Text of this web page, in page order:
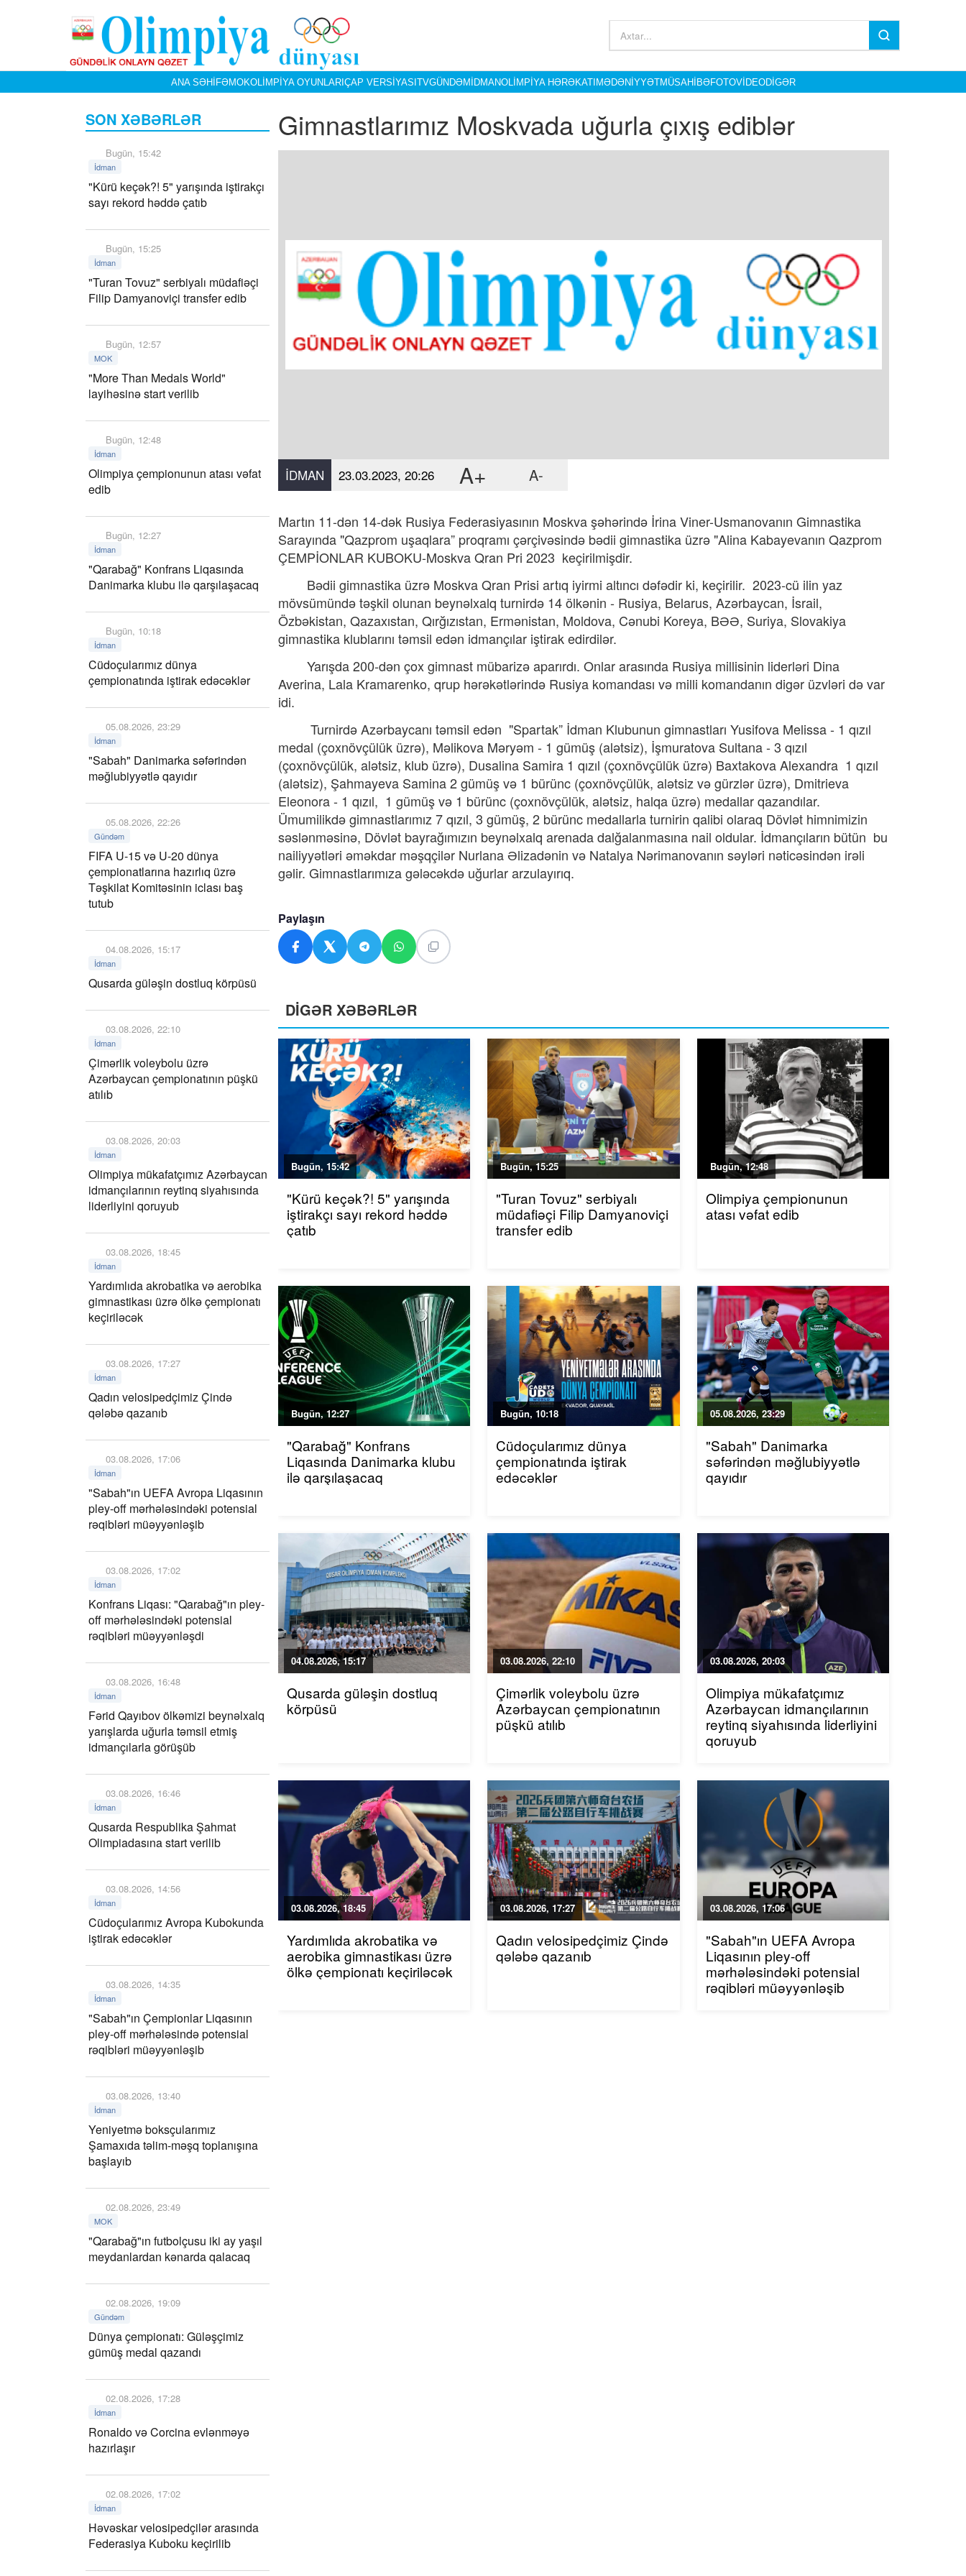
ANA SƏHIFƏMOKOLIMPIYA OYUNLARIÇAP VERSIYASITVGÜNDƏMİDMANOLIMPIYA HƏRƏKATIMƏDƏNIYYƏTMÜSAHIBƏFOTOVIDEODIGƏR
SON XƏBƏRLƏR
Bugün, 15:42
İdman
"Kürü keçək?! 5" yarışında iştirakçı
sayı rekord həddə çatıb
Bugün, 15:25
İdman
"Turan Tovuz" serbiyalı müdafiəçi
Filip Damyanoviçi transfer edib
Bugün, 12:57
MOK
"More Than Medals World"
layihəsinə start verilib
Bugün, 12:48
İdman
Olimpiya çempionunun atası vəfat
edib
Bugün, 12:27
İdman
"Qarabağ" Konfrans Liqasında
Danimarka klubu ilə qarşılaşacaq
Bugün, 10:18
İdman
Cüdoçularımız dünya
çempionatında iştirak edəcəklər
05.08.2026, 23:29
İdman
"Sabah" Danimarka səfərindən
məğlubiyyətlə qayıdır
05.08.2026, 22:26
Gündəm
FIFA U-15 və U-20 dünya
çempionatlarına hazırlıq üzrə
Təşkilat Komitəsinin iclası baş
tutub
04.08.2026, 15:17
İdman
Qusarda güləşin dostluq körpüsü
03.08.2026, 22:10
İdman
Çimərlik voleybolu üzrə
Azərbaycan çempionatının püşkü
atılıb
03.08.2026, 20:03
İdman
Olimpiya mükafatçımız Azərbaycan
idmançılarının reytinq siyahısında
liderliyini qoruyub
03.08.2026, 18:45
İdman
Yardımlıda akrobatika və aerobika
gimnastikası üzrə ölkə çempionatı
keçiriləcək
03.08.2026, 17:27
İdman
Qadın velosipedçimiz Çində
qələbə qazanıb
03.08.2026, 17:06
İdman
"Sabah"ın UEFA Avropa Liqasının
pley-off mərhələsindəki potensial
rəqibləri müəyyənləşib
03.08.2026, 17:02
İdman
Konfrans Liqası: "Qarabağ"ın pley-
off mərhələsindəki potensial
rəqibləri müəyyənləşdi
03.08.2026, 16:48
İdman
Fərid Qayıbov ölkəmizi beynəlxalq
yarışlarda uğurla təmsil etmiş
idmançılarla görüşüb
03.08.2026, 16:46
İdman
Qusarda Respublika Şahmat
Olimpiadasına start verilib
03.08.2026, 14:56
İdman
Cüdoçularımız Avropa Kubokunda
iştirak edəcəklər
03.08.2026, 14:35
İdman
"Sabah"ın Çempionlar Liqasının
pley-off mərhələsində potensial
rəqibləri müəyyənləşib
03.08.2026, 13:40
İdman
Yeniyetmə boksçularımız
Şamaxıda təlim-məşq toplanışına
başlayıb
02.08.2026, 23:49
MOK
"Qarabağ"ın futbolçusu iki ay yaşıl
meydanlardan kənarda qalacaq
02.08.2026, 19:09
Gündəm
Dünya çempionatı: Güləşçimiz
gümüş medal qazandı
02.08.2026, 17:28
İdman
Ronaldo və Corcina evlənməyə
hazırlaşır
02.08.2026, 17:02
İdman
Həvəskar velosipedçilər arasında
Federasiya Kuboku keçirilib
Gimnastlarımız Moskvada uğurla çıxış ediblər
İDMAN 23.03.2023, 20:26 A+ A-
Martın 11-dən 14-dək Rusiya Federasiyasının Moskva şəhərində İrina Viner-Usmanovanın Gimnastika
Sarayında "Qazprom uşaqlara” proqramı çərçivəsində bədii gimnastika üzrə "Alina Kabayevanın Qazprom
ÇEMPİONLAR KUBOKU-Moskva Qran Pri 2023 keçirilmişdir.
Bədii gimnastika üzrə Moskva Qran Prisi artıq iyirmi altıncı dəfədir ki, keçirilir. 2023-cü ilin yaz
mövsümündə təşkil olunan beynəlxalq turnirdə 14 ölkənin - Rusiya, Belarus, Azərbaycan, İsrail,
Özbəkistan, Qazaxıstan, Qırğızıstan, Ermənistan, Moldova, Cənubi Koreya, BƏƏ, Suriya, Slovakiya
gimnastika klublarını təmsil edən idmançılar iştirak edirdilər.
Yarışda 200-dən çox gimnast mübarizə aparırdı. Onlar arasında Rusiya millisinin liderləri Dina
Averina, Lala Kramarenko, qrup hərəkətlərində Rusiya komandası və milli komandanın digər üzvləri də var
idi.
Turnirdə Azərbaycanı təmsil edən "Spartak” İdman Klubunun gimnastları Yusifova Melissa - 1 qızıl
medal (çoxnövçülük üzrə), Məlikova Məryəm - 1 gümüş (alətsiz), İşmuratova Sultana - 3 qızıl
(çoxnövçülük, alətsiz, klub üzrə), Dusalina Samira 1 qızıl (çoxnövçülük üzrə) Baxtakova Alexandra 1 qızıl
(alətsiz), Şahmayeva Samina 2 gümüş və 1 bürünc (çoxnövçülük, alətsiz və gürzlər üzrə), Dmitrieva
Eleonora - 1 qızıl, 1 gümüş və 1 bürünc (çoxnövçülük, alətsiz, halqa üzrə) medallar qazandılar.
Ümumilikdə gimnastlarımız 7 qızıl, 3 gümüş, 2 bürünc medallarla turnirin qalibi olaraq Dövlət himnimizin
səslənməsinə, Dövlət bayrağımızın beynəlxalq arenada dalğalanmasına nail oldular. İdmançıların bütün bu
nailiyyətləri əməkdar məşqçilər Nurlana Əlizadənin və Natalya Nərimanovanın səyləri nəticəsindən irəli
gəlir. Gimnastlarımıza gələcəkdə uğurlar arzulayırıq.
Paylaşın
DİGƏR XƏBƏRLƏR
Bugün, 15:42
"Kürü keçək?! 5" yarışında
iştirakçı sayı rekord həddə
çatıb
Bugün, 15:25
"Turan Tovuz" serbiyalı
müdafiəçi Filip Damyanoviçi
transfer edib
Bugün, 12:48
Olimpiya çempionunun
atası vəfat edib
Bugün, 12:27
"Qarabağ" Konfrans
Liqasında Danimarka klubu
ilə qarşılaşacaq
Bugün, 10:18
Cüdoçularımız dünya
çempionatında iştirak
edəcəklər
05.08.2026, 23:29
"Sabah" Danimarka
səfərindən məğlubiyyətlə
qayıdır
04.08.2026, 15:17
Qusarda güləşin dostluq
körpüsü
03.08.2026, 22:10
Çimərlik voleybolu üzrə
Azərbaycan çempionatının
püşkü atılıb
03.08.2026, 20:03
Olimpiya mükafatçımız
Azərbaycan idmançılarının
reytinq siyahısında liderliyini
qoruyub
03.08.2026, 18:45
Yardımlıda akrobatika və
aerobika gimnastikası üzrə
ölkə çempionatı keçiriləcək
03.08.2026, 17:27
Qadın velosipedçimiz Çində
qələbə qazanıb
03.08.2026, 17:06
"Sabah"ın UEFA Avropa
Liqasının pley-off
mərhələsindəki potensial
rəqibləri müəyyənləşib